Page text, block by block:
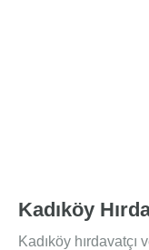
Kadıköy
Kadıköy